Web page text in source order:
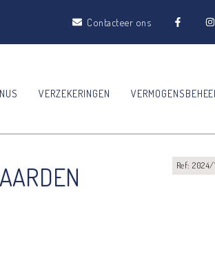
Contacteer ons
VERZEKERINGEN
Ref: